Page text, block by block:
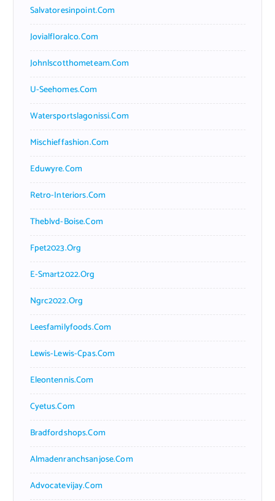
Salvatoresinpoint.com
Jovialfloralco.com
Johnlscotthometeam.com
U-Seehomes.com
Watersportslagonissi.com
Mischieffashion.com
Eduwyre.com
Retro-Interiors.com
Theblvd-Boise.com
Fpet2023.org
E-Smart2022.org
Ngrc2022.org
Leesfamilyfoods.com
Lewis-Lewis-Cpas.com
Eleontennis.com
Cyetus.com
Bradfordshops.com
Almadenranchsanjose.com
Advocatevijay.com